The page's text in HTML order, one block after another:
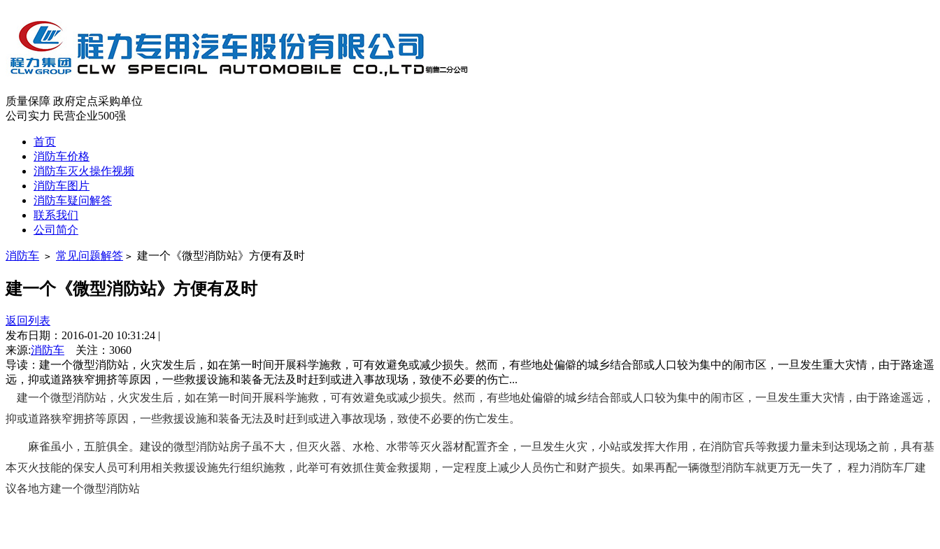
质量保障 政府定点采购单位
公司实力 民营企业500强
首页
消防车价格
消防车灭火操作视频
消防车图片
消防车疑问解答
联系我们
公司简介
消防车 > 常见问题解答 > 建一个《微型消防站》方便有及时
建一个《微型消防站》方便有及时
返回列表
发布日期：2016-01-20 10:31:24 |
来源:消防车 关注： 3060
导读：建一个微型消防站，火灾发生后，如在第一时间开展科学施救，可有效避免或减少损失。然而，有些地处偏僻的城乡结合部或人口较为集中的闹市区，一旦发生重大灾情，由于路途遥
远，抑或道路狭窄拥挤等原因，一些救援设施和装备无法及时赶到或进入事故现场，致使不必要的伤亡...
建一个微型消防站 ， 火灾发生后，如在第一时间开展科学施救，可有效避免或减少损失。然而，有些地处偏僻的城乡结合部或人口较为集中的闹市区，一旦发生重大灾情，由于路途遥远，
抑或道路狭窄拥挤等原因，一些救援设施和装备无法及时赶到或进入事故现场，致使不必要的伤亡发生。
麻雀虽小，五脏俱全。建设的微型消防站房子虽不大，但灭火器、水枪、水带等灭火器材配置齐全，一旦发生火灾，小站或发挥大作用，在消防官兵等救援力量未到达现场之前，具有基
本灭火技能的保安人员可利用相关救援设施先行组织施救，此举可有效抓住黄金救援期，一定程度上减少人员伤亡和财产损失。如果再配一辆微型消防车就更万无一失了， 程力消防车厂建
议各地方建一个微型消防站